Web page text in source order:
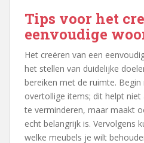
Tips voor het
eenvoudige
Het creëren van een
het stellen van duidelijke
bereiken met de ruimte.
overtollige items; dit helpt
te verminderen, maar maakt
echt belangrijk is. Vervolgens
welke meubels je wilt